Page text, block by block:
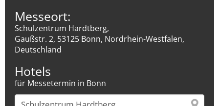
Messeort:
Schulzentrum Hardtberg,
Gaußstr. 2, 53125 Bonn, Nordrhein-Westfalen,
Deutschland
Hotels
für Messetermin in Bonn